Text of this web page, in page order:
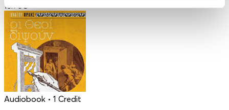
13.90€
Audiobook • 1 Credit